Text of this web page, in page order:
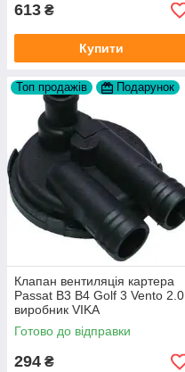
613 ₴
Купити
Топ продажів Подарунок
Клапан вентиляція картера
Passat B3 B4 Golf 3 Vento 2.0
виробник VIKA
Готово до відправки
294 ₴